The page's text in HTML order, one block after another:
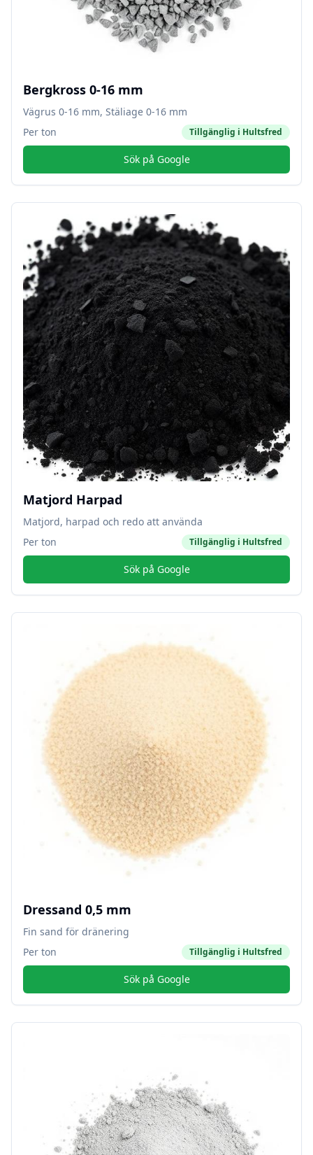
Bergkross 0-16 mm
Vägrus 0-16 mm, Stäliage 0-16 mm
Per ton
Tillgänglig i Hultsfred
Sök på Google
Matjord Harpad
Matjord, harpad och redo att använda
Per ton
Tillgänglig i Hultsfred
Sök på Google
Dressand 0,5 mm
Fin sand för dränering
Per ton
Tillgänglig i Hultsfred
Sök på Google